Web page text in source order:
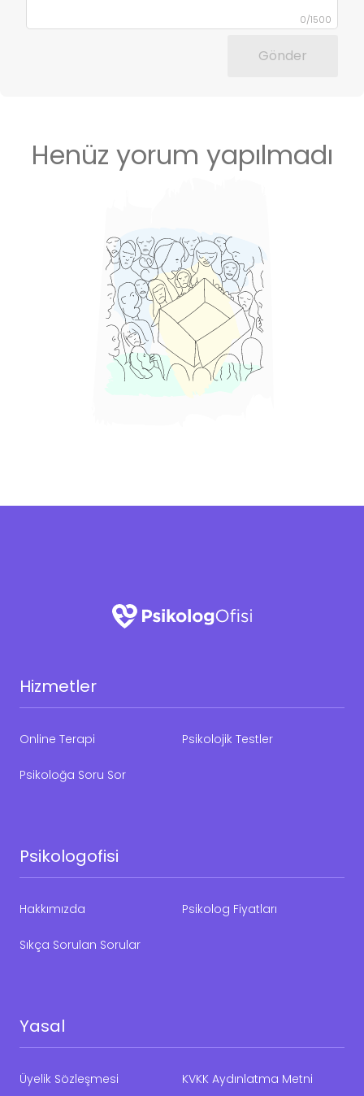
0/1500
Gönder
Henüz yorum yapılmadı
Hizmetler
Online Terapi Psikolojik Testler
Psikoloğa Soru Sor
Psikologofisi
Hakkımızda Psikolog Fiyatları
Sıkça Sorulan Sorular
Yasal
Üyelik Sözleşmesi KVKK Aydınlatma Metni